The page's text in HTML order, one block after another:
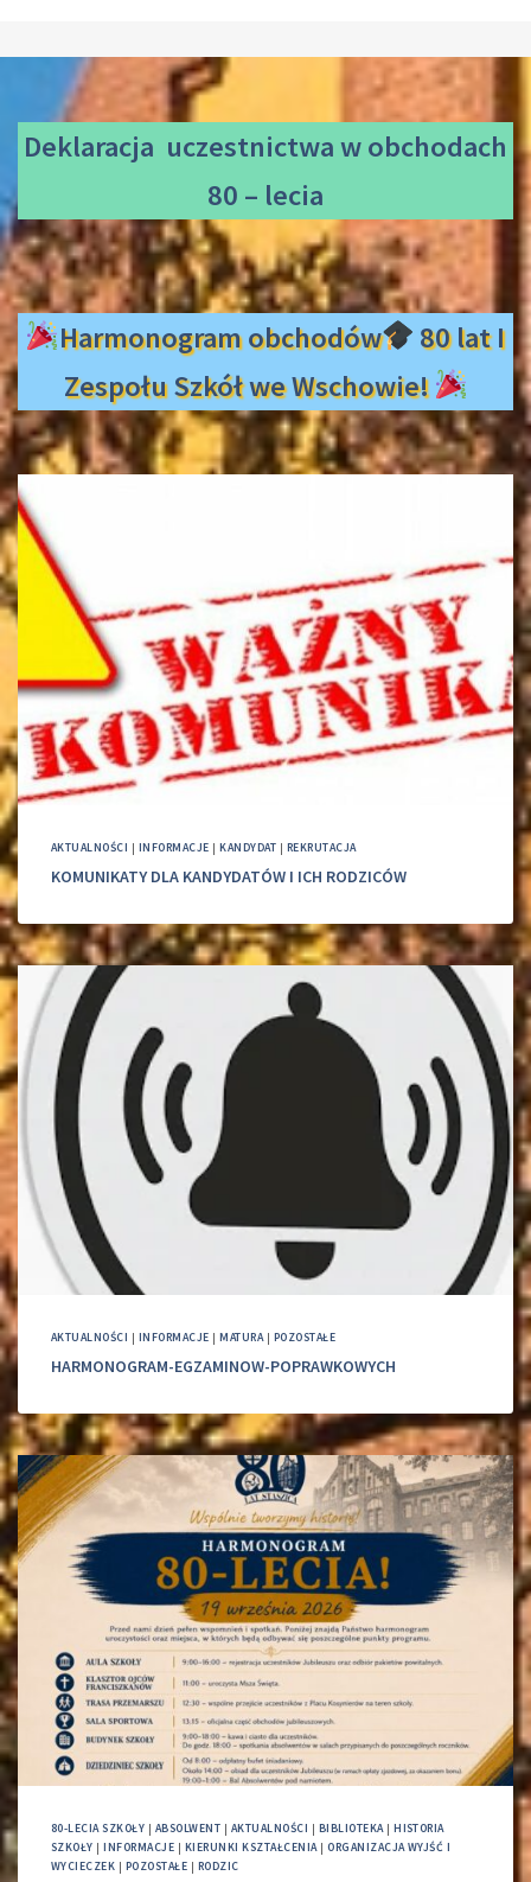
Deklaracja uczestnictwaw obchodach
80 – lecia
Harmonogram obchodów
80 lat I
Zespołu Szkół we Wschowie!
AKTUALNOŚCI | INFORMACJE |KANDYDAT | REKRUTACJA
KOMUNIKATY DLA KANDYDATÓW I ICH RODZICÓW
AKTUALNOŚCI | INFORMACJE |MATURA| POZOSTAŁE
HARMONOGRAM-EGZAMINOW-POPRAWKOWYCH
80-LECIA SZKOŁY | ABSOLWENT | AKTUALNOŚCI | BIBLIOTEKA|HISTORIA
SZKOŁY |INFORMACJE | KIERUNKI KSZTAŁCENIA|ORGANIZACJA WYJŚĆ I
WYCIECZEK | POZOSTAŁE | RODZIC